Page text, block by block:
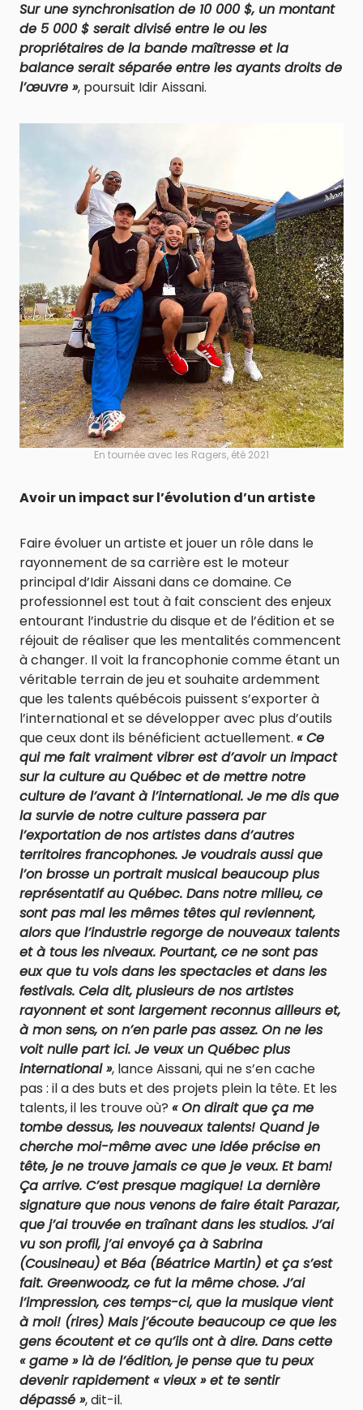
Sur une synchronisation de 10 000 $, un montant
de 5 000 $ serait divisé entre le ou les
propriétaires de la bande maîtresse et la
balance serait séparée entre les ayants droits de
l’œuvre », poursuit Idir Aissani.
En tournée avec les Ragers, été 2021
Avoir un impact sur l’évolution d’un artiste
Faire évoluer un artiste et jouer un rôle dans le
rayonnement de sa carrière est le moteur
principal d’Idir Aissani dans ce domaine. Ce
professionnel est tout à fait conscient des enjeux
entourant l’industrie du disque et de l’édition et se
réjouit de réaliser que les mentalités commencent
à changer. Il voit la francophonie comme étant un
véritable terrain de jeu et souhaite ardemment
que les talents québécois puissent s’exporter à
l’international et se développer avec plus d’outils
que ceux dont ils bénéficient actuellement. « Ce
qui me fait vraiment vibrer est d’avoir un impact
sur la culture au Québec et de mettre notre
culture de l’avant à l’international. Je me dis que
la survie de notre culture passera par
l’exportation de nos artistes dans d’autres
territoires francophones. Je voudrais aussi que
l’on brosse un portrait musical beaucoup plus
représentatif au Québec. Dans notre milieu, ce
sont pas mal les mêmes têtes qui reviennent,
alors que l’industrie regorge de nouveaux talents
et à tous les niveaux. Pourtant, ce ne sont pas
eux que tu vois dans les spectacles et dans les
festivals. Cela dit, plusieurs de nos artistes
rayonnent et sont largement reconnus ailleurs et,
à mon sens, on n’en parle pas assez. On ne les
voit nulle part ici. Je veux un Québec plus
international », lance Aissani, qui ne s’en cache
pas : il a des buts et des projets plein la tête. Et les
talents, il les trouve où? « On dirait que ça me
tombe dessus, les nouveaux talents! Quand je
cherche moi-même avec une idée précise en
tête, je ne trouve jamais ce que je veux. Et bam!
Ça arrive. C’est presque magique! La dernière
signature que nous venons de faire était Parazar,
que j’ai trouvée en traînant dans les studios. J’ai
vu son profil, j’ai envoyé ça à Sabrina
(Cousineau) et Béa (Béatrice Martin) et ça s’est
fait. Greenwoodz, ce fut la même chose. J’ai
l’impression, ces temps-ci, que la musique vient
à moi! (rires) Mais j’écoute beaucoup ce que les
gens écoutent et ce qu’ils ont à dire. Dans cette
« game » là de l’édition, je pense que tu peux
devenir rapidement « vieux » et te sentir
dépassé », dit-il.